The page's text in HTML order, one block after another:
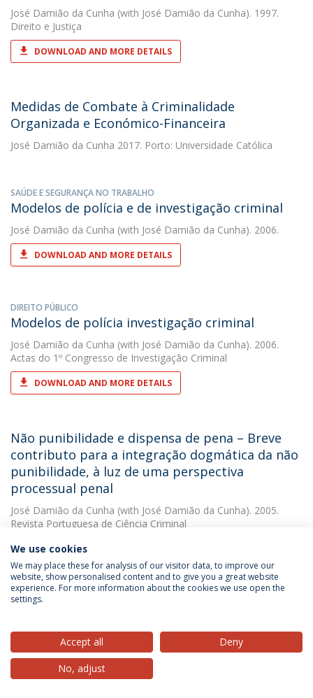
José Damião da Cunha (with José Damião da Cunha). 1997.
Direito e Justiça
DOWNLOAD AND MORE DETAILS
Medidas de Combate à Criminalidade
Organizada e Económico-Financeira
José Damião da Cunha 2017. Porto: Universidade Católica
SAÚDE E SEGURANÇA NO TRABALHO
Modelos de polícia e de investigação criminal
José Damião da Cunha (with José Damião da Cunha). 2006.
DOWNLOAD AND MORE DETAILS
DIREITO PÚBLICO
Modelos de polícia investigação criminal
José Damião da Cunha (with José Damião da Cunha). 2006.
Actas do 1º Congresso de Investigação Criminal
DOWNLOAD AND MORE DETAILS
Não punibilidade e dispensa de pena – Breve
contributo para a integração dogmática da não
punibilidade, à luz de uma perspectiva
processual penal
José Damião da Cunha (with José Damião da Cunha). 2005.
Revista Portuguesa de Ciência Criminal
DOWNLOAD AND MORE DETAILS
Normas técnicas europeias e nacionais no
José Damião da Cunha
(with Klaus Vieweg). 1993. Revista de
Direito e Economia
DOWNLOAD AND MORE DETAILS
We use cookies
We may place these for analysis of our visitor data, to improve our
website, show personalised content and to give you a great website
experience. For more information about the cookies we use open the
settings.
Accept all
Deny
No, adjust